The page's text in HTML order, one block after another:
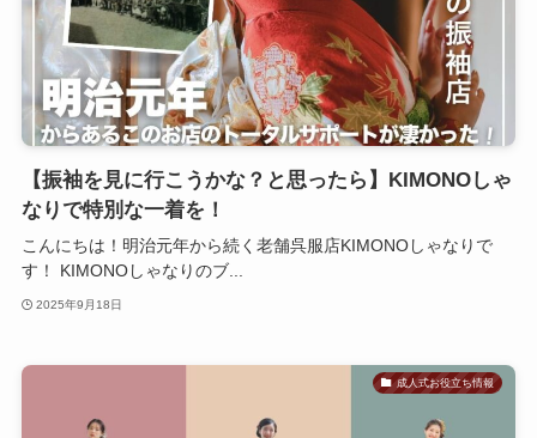
【振袖を見に行こうかな？と思ったら】KIMONOしゃ
なりで特別な一着を！
こんにちは！明治元年から続く老舗呉服店KIMONOしゃなりで
す！ KIMONOしゃなりのブ...
2025年9月18日
成人式お役立ち情報